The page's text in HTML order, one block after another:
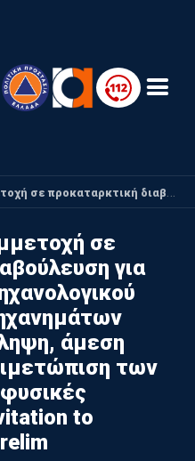
έργου για την πρόληψη, άμεση επέμβαση και αντιμετώπιση των επιπτώσεων από φυσικές καταστροφές» ​​​​​​​Invitation to participate in the prelim
σε
για
άμεση
των
to